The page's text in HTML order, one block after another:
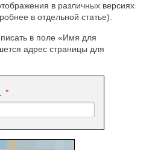
в различных версиях
в отдельной статье).
в поле «Имя для
адрес страницы для